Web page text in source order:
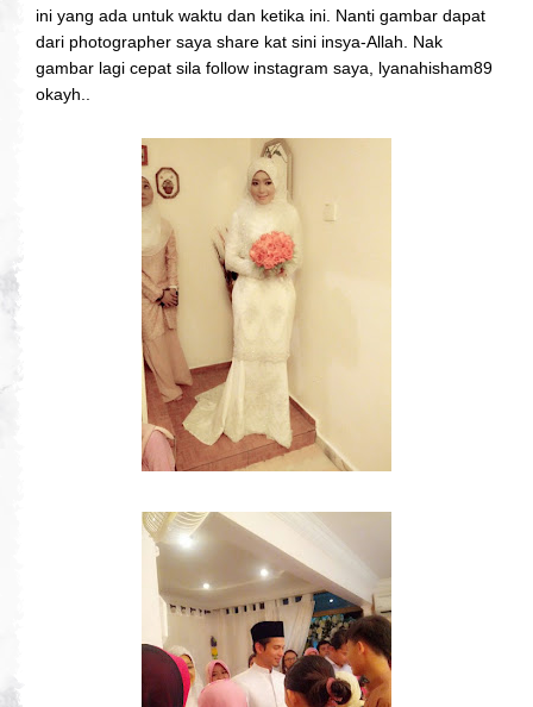
ini yang ada untuk waktu dan ketika ini. Nanti gambar dapat
dari photographer saya share kat sini insya-Allah. Nak
gambar lagi cepat sila follow instagram saya, lyanahisham89
okayh..